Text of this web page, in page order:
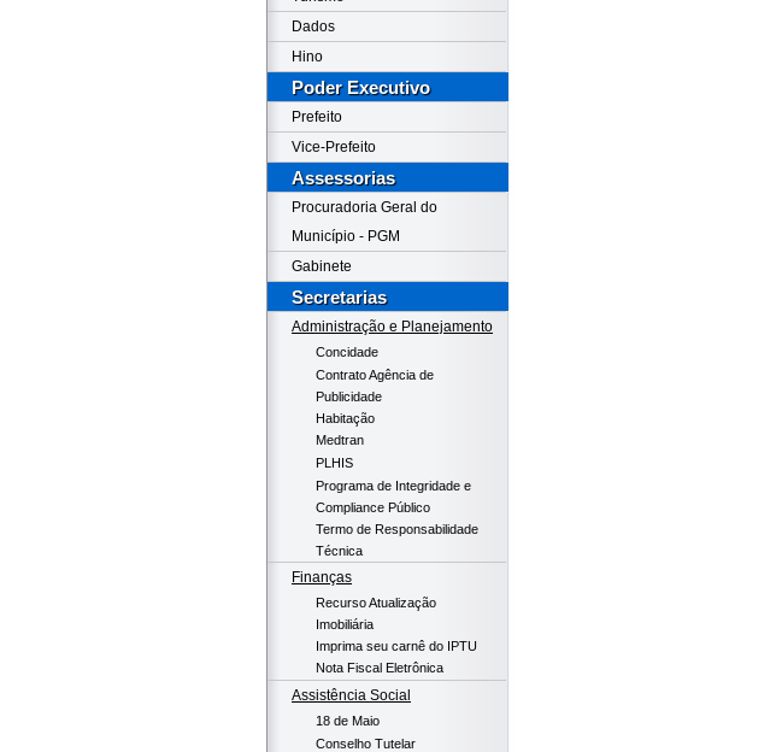
Dados
Hino
Poder Executivo
Prefeito
Vice-Prefeito
Assessorias
Procuradoria Geral do
Município - PGM
Gabinete
Secretarias
Administração e Planejamento
Concidade
Contrato Agência de
Publicidade
Habitação
Medtran
PLHIS
Programa de Integridade e
Compliance Público
Termo de Responsabilidade
Técnica
Finanças
Recurso Atualização
Imobiliária
Imprima seu carnê do IPTU
Nota Fiscal Eletrônica
Assistência Social
18 de Maio
Conselho Tutelar